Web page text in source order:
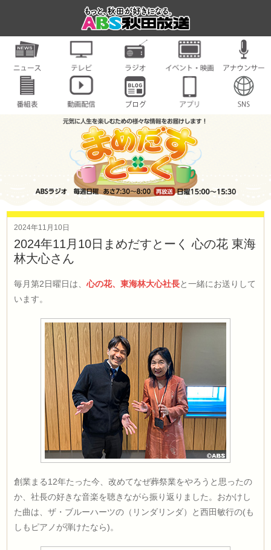
2024年11月10日
2024年11月10日まめだすとーく 心の花 東海
林大心さん
毎月第2日曜日は、心の花、東海林大心社長と一緒にお送りして
います。
創業まる12年たった今、改めてなぜ葬祭業をやろうと思ったの
か、社長の好きな音楽を聴きながら振り返りました。おかけし
た曲は、ザ・ブルーハーツの（リンダリンダ）と西田敏行の(も
しもピアノが弾けたなら)。